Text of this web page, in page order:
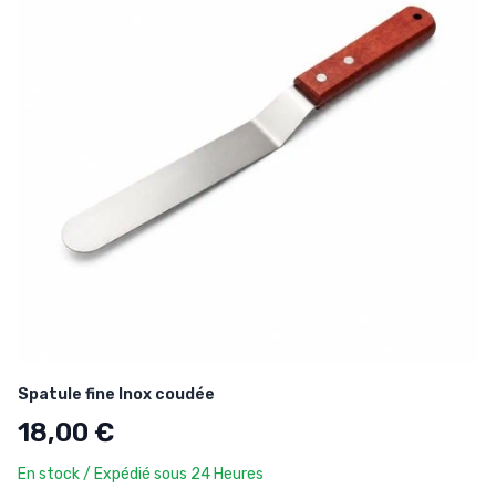
Spatule fine Inox coudée
18,00 €
En stock / Expédié sous 24 Heures